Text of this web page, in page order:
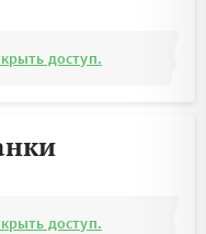
доступ.
доступ.